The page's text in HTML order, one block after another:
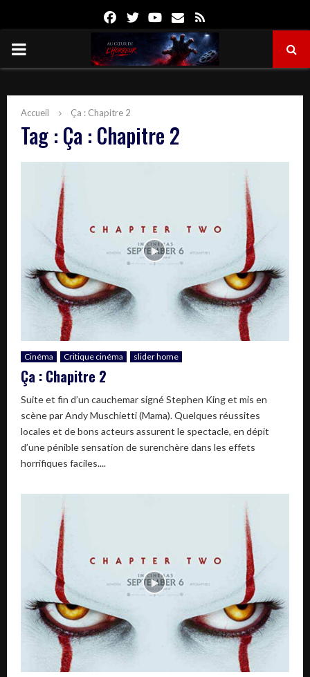
FacebookTwitterYoutube
Email
PRIMARY
Accueil Ça : Chapitre 2
Tag : Ça : Chapitre 2
Cinéma Critique cinéma slider home
Ça : Chapitre 2
Suite et fin d’un cauchemar signé Stephen King et mis en
scène par Andy Muschietti (Mama). Quelques réussites
locales et de bons acteurs assurent le spectacle, en dépit
d’une pénible sensation de surenchère dans les effets
horrifiques faciles....